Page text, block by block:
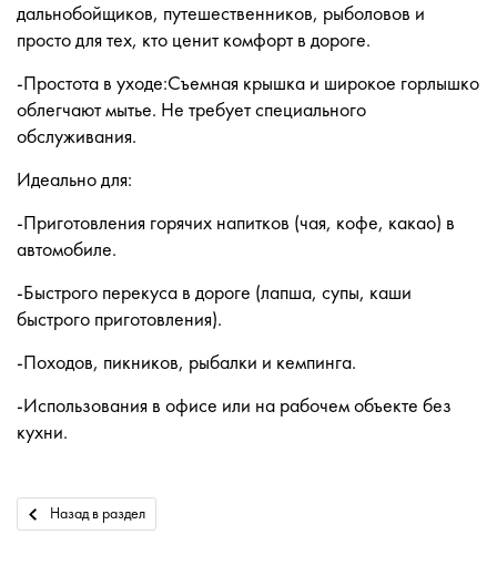
дальнобойщиков, путешественников, рыболовов и
просто для тех, кто ценит комфорт в дороге.
-Простота в уходе:Съемная крышка и широкое горлышко
облегчают мытье. Не требует специального
обслуживания.
Идеально для:
-Приготовления горячих напитков (чая, кофе, какао) в
автомобиле.
-Быстрого перекуса в дороге (лапша, супы, каши
быстрого приготовления).
-Походов, пикников, рыбалки и кемпинга.
-Использования в офисе или на рабочем объекте без
кухни.
Назад в раздел